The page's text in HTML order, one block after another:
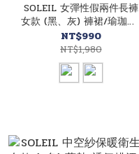
SOLEIL 女彈性假兩件長褲
女款 (黑、灰) 褲裙/瑜珈褲/
運動褲裙/彈性/高腰/長褲裙
21SL9045
NT$990
NT$1,980